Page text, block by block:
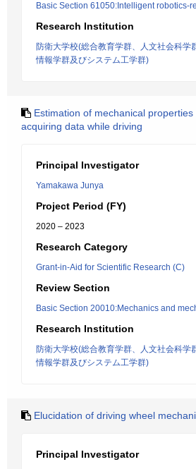
Basic Section 61050:Intelligent robotics-
Research Institution
防衛大学校(総合教育学群、人文社会科学
情報学群及びシステム工学群)
Estimation of mechanical
acquiring data while driving
Principal Investigator
Yamakawa Junya
Project Period (FY)
2020 – 2023
Research Category
Grant-in-Aid for Scientific Research (C)
Review Section
Basic Section 20010:Mechanics and
Research Institution
防衛大学校(総合教育学群、人文社会科学
情報学群及びシステム工学群)
Elucidation of driving wheel
Principal Investigator